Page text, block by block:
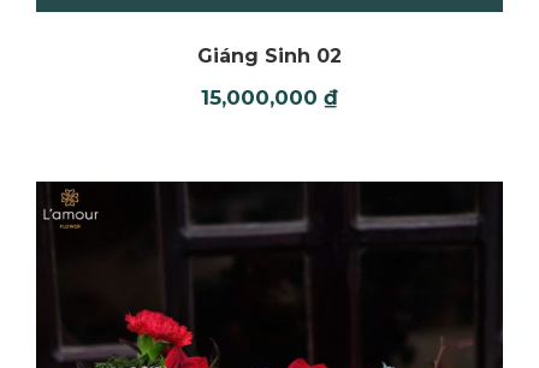
Giáng Sinh 02
15,000,000 ₫